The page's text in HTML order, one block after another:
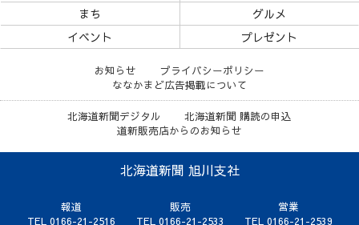
まち
グルメ
イベント
プレゼント
お知らせ
プライバシーポリシー
ななかまど広告掲載について
北海道新聞デジタル
北海道新聞 購読の申込
道新販売店からのお知らせ
北海道新聞 旭川支社
報道
TEL 0166-21-2516
販売
TEL 0166-21-2533
営業
TEL 0166-21-2539